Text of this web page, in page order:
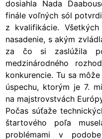
dosiahla Nada
finále voľných sól
z kvalifikácie.
nasadenie, s akým
za čo si zaslúžila
medzinárodného
konkurencie. Tu sa
úspechu, ktorým je 7.
na majstrovstvách
Počas súťaže
štartového poľa
problémami v